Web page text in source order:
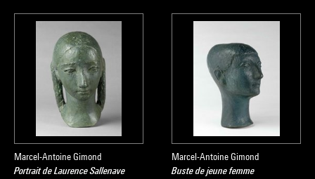
Marcel-Antoine Gimond
Portrait de Laurence Sallenave
Marcel-Antoine Gimond
Buste de jeune femme